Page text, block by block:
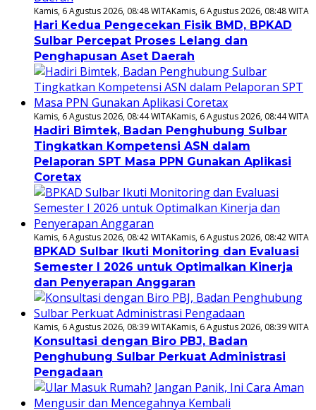
Kamis, 6 Agustus 2026, 08:48 WITAKamis, 6 Agustus 2026, 08:48 WITA
Hari Kedua Pengecekan Fisik BMD, BPKAD
Sulbar Percepat Proses Lelang dan
Penghapusan Aset Daerah
Kamis, 6 Agustus 2026, 08:44 WITAKamis, 6 Agustus 2026, 08:44 WITA
Hadiri Bimtek, Badan Penghubung Sulbar
Tingkatkan Kompetensi ASN dalam
Pelaporan SPT Masa PPN Gunakan Aplikasi
Coretax
Kamis, 6 Agustus 2026, 08:42 WITAKamis, 6 Agustus 2026, 08:42 WITA
BPKAD Sulbar Ikuti Monitoring dan Evaluasi
Semester I 2026 untuk Optimalkan Kinerja
dan Penyerapan Anggaran
Kamis, 6 Agustus 2026, 08:39 WITAKamis, 6 Agustus 2026, 08:39 WITA
Konsultasi dengan Biro PBJ, Badan
Penghubung Sulbar Perkuat Administrasi
Pengadaan